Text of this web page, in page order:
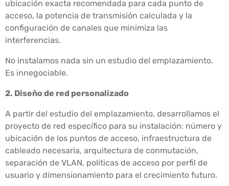
ubicación exacta recomendada para cada punto de
acceso, la potencia de transmisión calculada y la
configuración de canales que minimiza las
interferencias.
No instalamos nada sin un estudio del emplazamiento.
Es innegociable.
2. Diseño de red personalizado
A partir del estudio del emplazamiento, desarrollamos el
proyecto de red específico para su instalación: número y
ubicación de los puntos de acceso, infraestructura de
cableado necesaria, arquitectura de conmutación,
separación de VLAN, políticas de acceso por perfil de
usuario y dimensionamiento para el crecimiento futuro.